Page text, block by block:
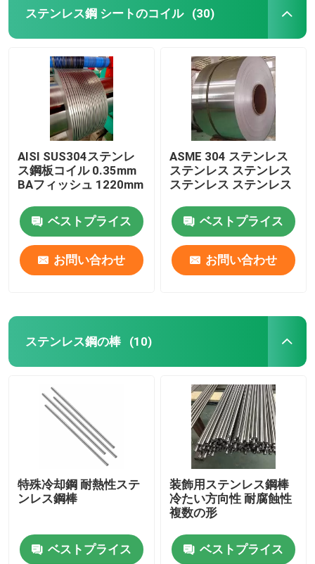
ステンレス鋼 シートのコイル (30)
AISI SUS304ステンレ
ス鋼板コイル 0.35mm
BAフィッシュ 1220mm
ベストプライス
お問い合わせ
ASME 304 ステンレス
ステンレス ステンレス
ステンレス ステンレス
ベストプライス
お問い合わせ
ステンレス鋼の棒 (10)
特殊冷却鋼 耐熱性ステ
ンレス鋼棒
ベストプライス
装飾用ステンレス鋼棒
冷たい方向性 耐腐蝕性
複数の形
ベストプライス